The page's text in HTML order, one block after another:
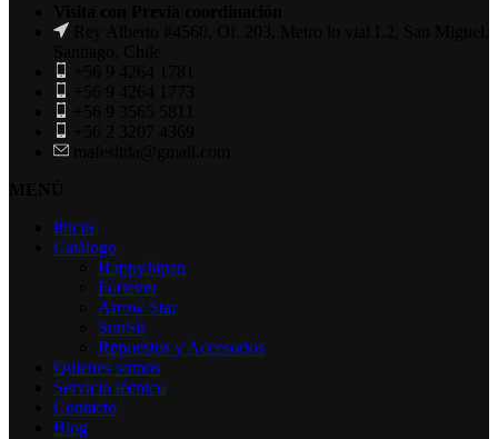
Inicio
Catálogo
HappyJapan
Fortever
Arrow Star
SunSir
Repuestos y Accesorios
Quienes somos
Servicio técnico
Contacto
Blog